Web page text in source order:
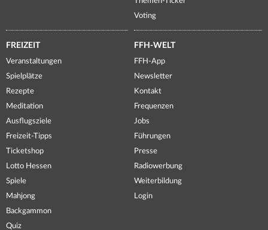
Voting
FREIZEIT
Veranstaltungen
Spielplätze
Rezepte
Meditation
Ausflugsziele
Freizeit-Tipps
Ticketshop
Lotto Hessen
Spiele
Mahjong
Backgammon
Quiz
FFH-WELT
FFH-App
Newsletter
Kontakt
Frequenzen
Jobs
Führungen
Presse
Radiowerbung
Weiterbildung
Login